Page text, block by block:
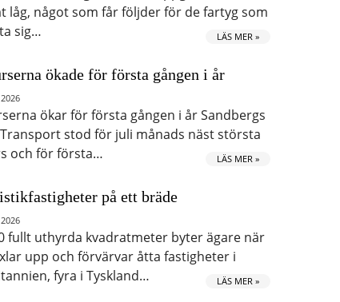
låg, något som får följder för de fartyg som
sig…
LÄS MER »
ökade för första gången i år
ökar för första gången i år Sandbergs
stod för juli månads näst största
och för första…
LÄS MER »
på ett bräde
fullt uthyrda kvadratmeter byter ägare när
upp och förvärvar åtta fastigheter i
fyra i Tyskland…
LÄS MER »